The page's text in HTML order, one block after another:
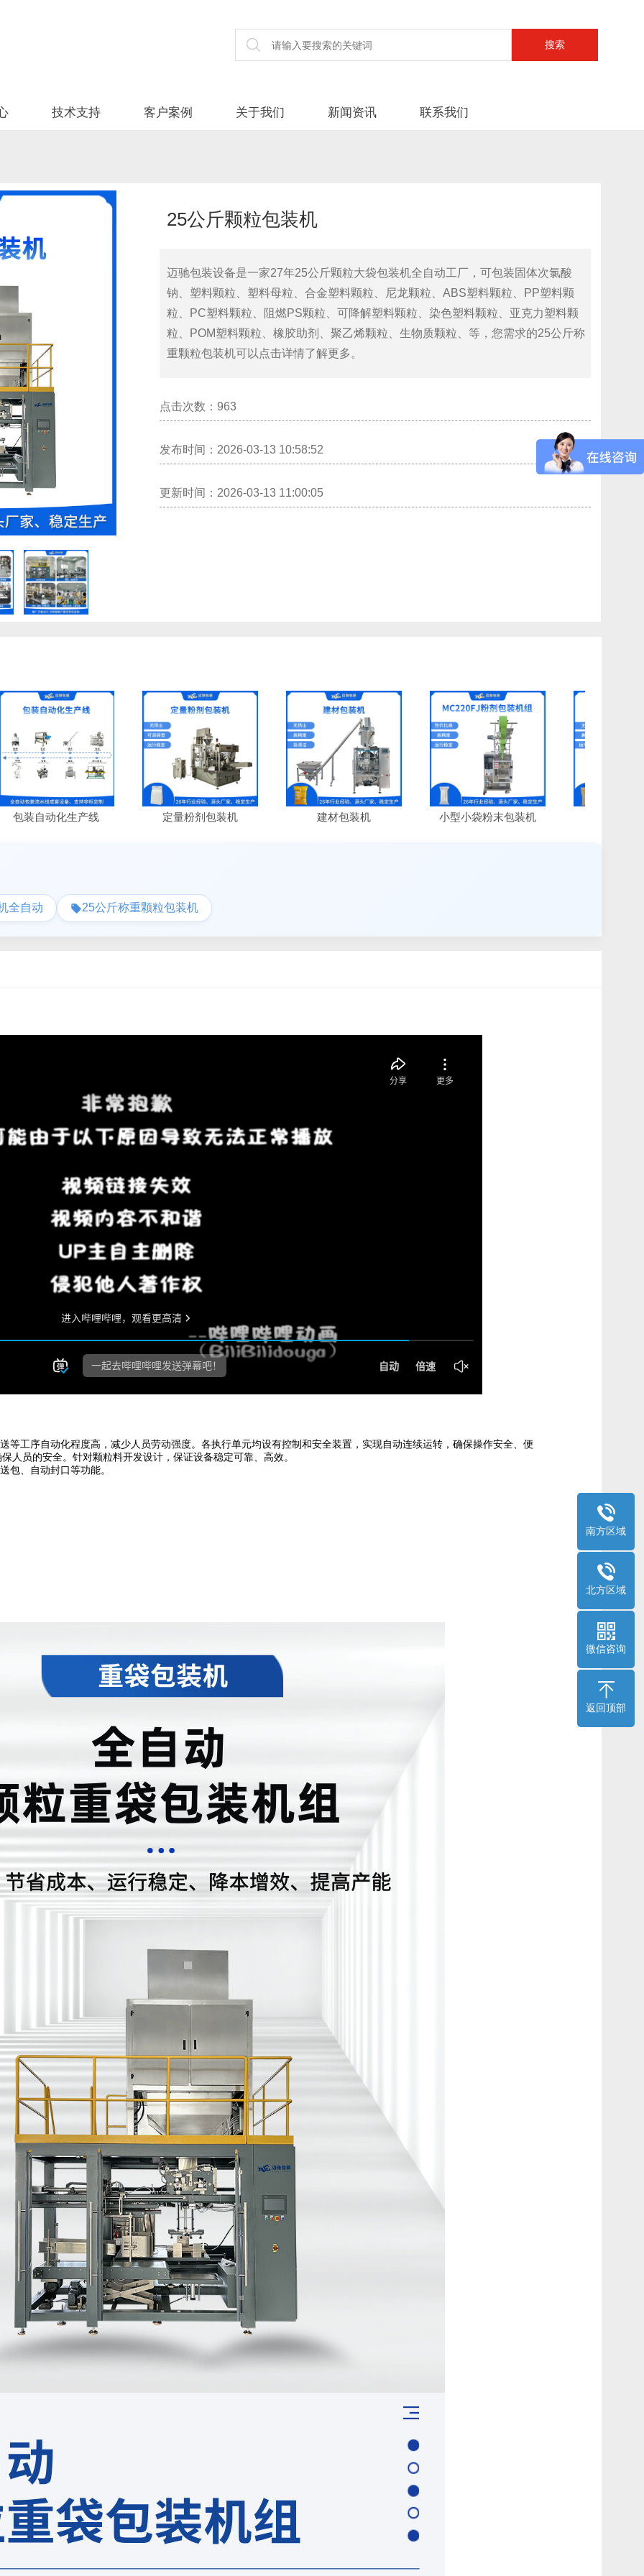
南方区域
北方区域
微信咨询
返回顶部
技术支持 客户案例 关于我们 新闻资讯 联系我们
25公斤颗粒包装机
迈驰包装设备是一家27年25公斤颗粒大袋包装机全自动工厂，可包装固体次氯酸
钠、塑料颗粒、塑料母粒、合金塑料颗粒、尼龙颗粒、ABS塑料颗粒、PP塑料颗
粒、PC塑料颗粒、阻燃PS颗粒、可降解塑料颗粒、染色塑料颗粒、亚克力塑料颗
粒、POM塑料颗粒、橡胶助剂、聚乙烯颗粒、生物质颗粒、等，您需求的25公斤称
重颗粒包装机可以点击详情了解更多。
点击次数： 963
发布时间：2026-03-13 10:58:52
更新时间：2026-03-13 11:00:05
动化生产线 定量粉剂包装机 建材包装机 小型小袋粉末包装机
全自动 25公斤称重颗粒包装机
等工序自动化程度高，减少人员劳动强度。各执行单元均设有控制和安全装置，实现自动连续运转，确保操作安全、便
人员的安全。针对颗粒料开发设计，保证设备稳定可靠、高效。
包、自动封口等功能。